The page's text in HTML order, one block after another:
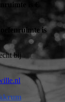
is €
is
bij